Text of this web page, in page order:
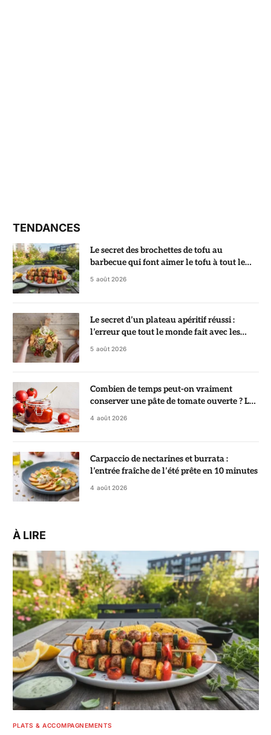
TENDANCES
Le secret des brochettes de tofu au
barbecue qui font aimer le tofu à tout le
monde
5 août 2026
Le secret d’un plateau apéritif réussi :
l’erreur que tout le monde fait avec les
crackers
5 août 2026
Combien de temps peut-on vraiment
conserver une pâte de tomate ouverte ? La
réponse va vous surprendre
4 août 2026
Carpaccio de nectarines et burrata :
l’entrée fraîche de l’été prête en 10 minutes
4 août 2026
À LIRE
PLATS & ACCOMPAGNEMENTS